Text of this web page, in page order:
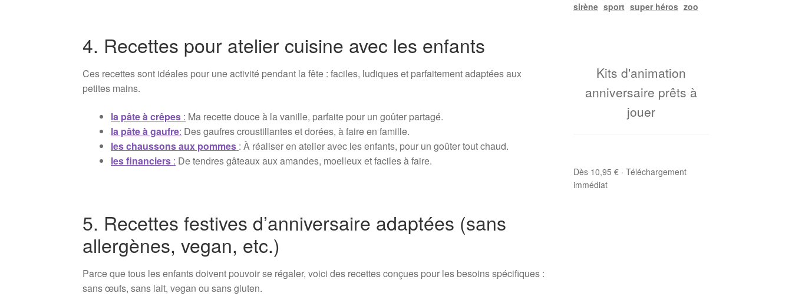
4. Recettes pour atelier cuisine avec les enfants
Ces recettes sont idéales pour une activité pendant la fête : faciles, ludiques et parfaitement adaptées aux
petites mains.
la pâte à crêpes : Ma recette douce à la vanille, parfaite pour un goûter partagé.
la pâte à gaufre: Des gaufres croustillantes et dorées, à faire en famille.
les chaussons aux pommes : À réaliser en atelier avec les enfants, pour un goûter tout chaud.
les financiers : De tendres gâteaux aux amandes, moelleux et faciles à faire.
5. Recettes festives d’anniversaire adaptées (sans
allergènes, vegan, etc.)
Parce que tous les enfants doivent pouvoir se régaler, voici des recettes conçues pour les besoins spécifiques :
sans œufs, sans lait, vegan ou sans gluten.
sirène sport super héros zoo
Kits d'animation
anniversaire prêts à
jouer
Dès 10,95 € · Téléchargement
immédiat